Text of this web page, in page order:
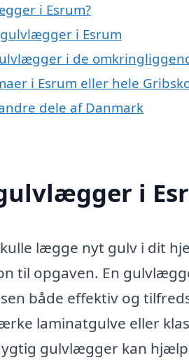
i Esrum?
i Esrum
i de
i Esrum eller hele
dele af Danmark
i
lægge nyt gulv i dit
til opgaven. En
både effektiv og
laminatgulve eller
gulvlægger kan